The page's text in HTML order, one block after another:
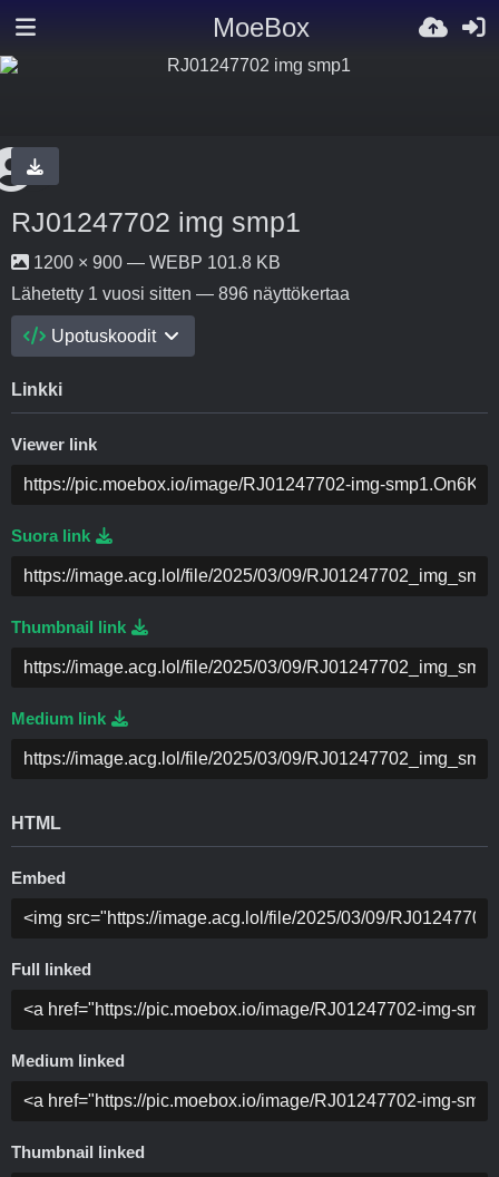
MoeBox
RJ01247702 img smp1
1200 × 900 — WEBP 101.8 KB
Lähetetty 1 vuosi sitten — 896 näyttökertaa
Upotuskoodit
Linkki
Viewer link
Suora link
Thumbnail link
Medium link
HTML
Embed
Full linked
Medium linked
Thumbnail linked